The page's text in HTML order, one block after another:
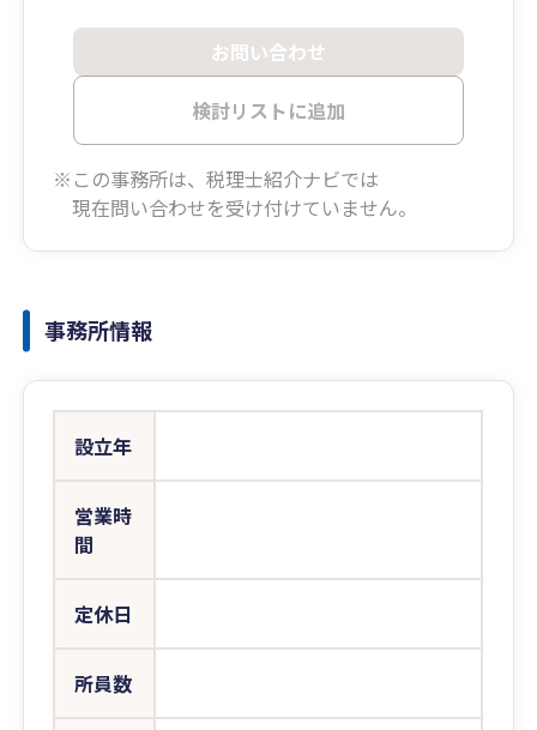
お問い合わせ
検討リストに追加
※この事務所は、税理士紹介ナビでは
現在問い合わせを受け付けていません。
事務所情報
設立年
営業時
間
定休日
所員数